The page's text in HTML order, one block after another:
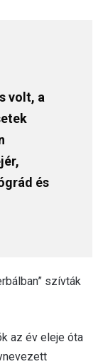
volt, a
és
szívták
az év eleje óta